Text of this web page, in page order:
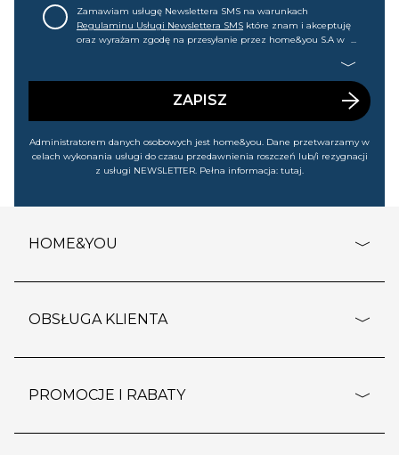
Zamawiam usługę Newslettera SMS na warunkach
Regulaminu Usługi Newslettera SMS które znam i akceptuję
oraz wyrażam zgodę na przesyłanie przez home&you S.A w
wyprzedażach). Wiem, że mogę tę zgodę w każdej chwili
ZAPISZ
Administratorem danych osobowych jest home&you. Dane przetwarzamy w
celach wykonania usługi do czasu przedawnienia roszczeń lub/i rezygnacji
z usługi NEWSLETTER. Pełna informacja: tutaj.
HOME&YOU
o firmie
polityka prywatności
kontakt
OBSŁUGA KLIENTA
dostawy i płatność
PROMOCJE I RABATY